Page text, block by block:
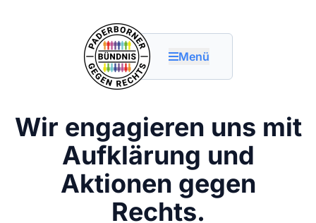
Menü
Wir engagieren uns mit
Aufklärung und
Aktionen gegen
Rechts.